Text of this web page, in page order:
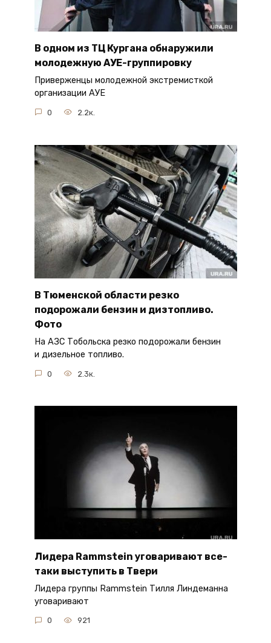
В одном из ТЦ Кургана обнаружили
молодежную АУЕ-группировку
Приверженцы молодежной экстремисткой
организации АУЕ
0 2.2к.
В Тюменской области резко
подорожали бензин и дизтопливо.
Фото
На АЗС Тобольска резко подорожали бензин
и дизельное топливо.
0 2.3к.
Лидера Rammstein уговаривают все-
таки выступить в Твери
Лидера группы Rammstein Тилля Линдеманна
уговаривают
0 921